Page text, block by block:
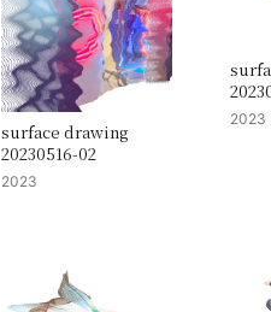
surface drawing
20230516-02
2023
2023